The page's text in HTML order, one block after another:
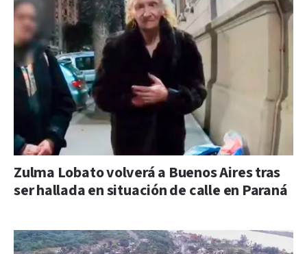
Zulma Lobato volverá a Buenos Aires tras
ser hallada en situación de calle en Paraná